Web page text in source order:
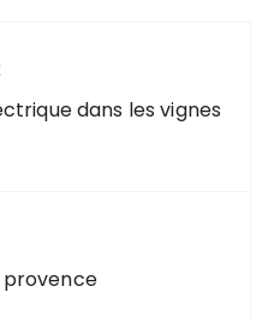
dans les vignes
provence